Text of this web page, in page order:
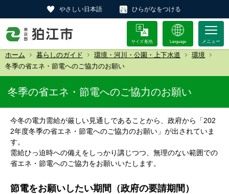
やさしい日本語 ひらがなをつける
サイズ 配色 Language
ホーム 暮らしのガイド 環境・河川・公園・上下水道
環境
冬季の省エネ・節電へのご協力のお願い
冬季の省エネ・節電へのご協力のお願い
今冬の電力需給が厳しい見通しであることから、政府から「202
2年度冬季の省エネ・節電へのご協力のお願い」が出されていま
す。
需給ひっ迫時への備えをしっかり講じつつ、無理のない範囲での
省エネ・節電へのご協力をお願いいたします。
節電をお願いしたい期間（政府の要請期間）